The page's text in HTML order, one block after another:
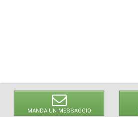
MANDA UN MESSAGGIO